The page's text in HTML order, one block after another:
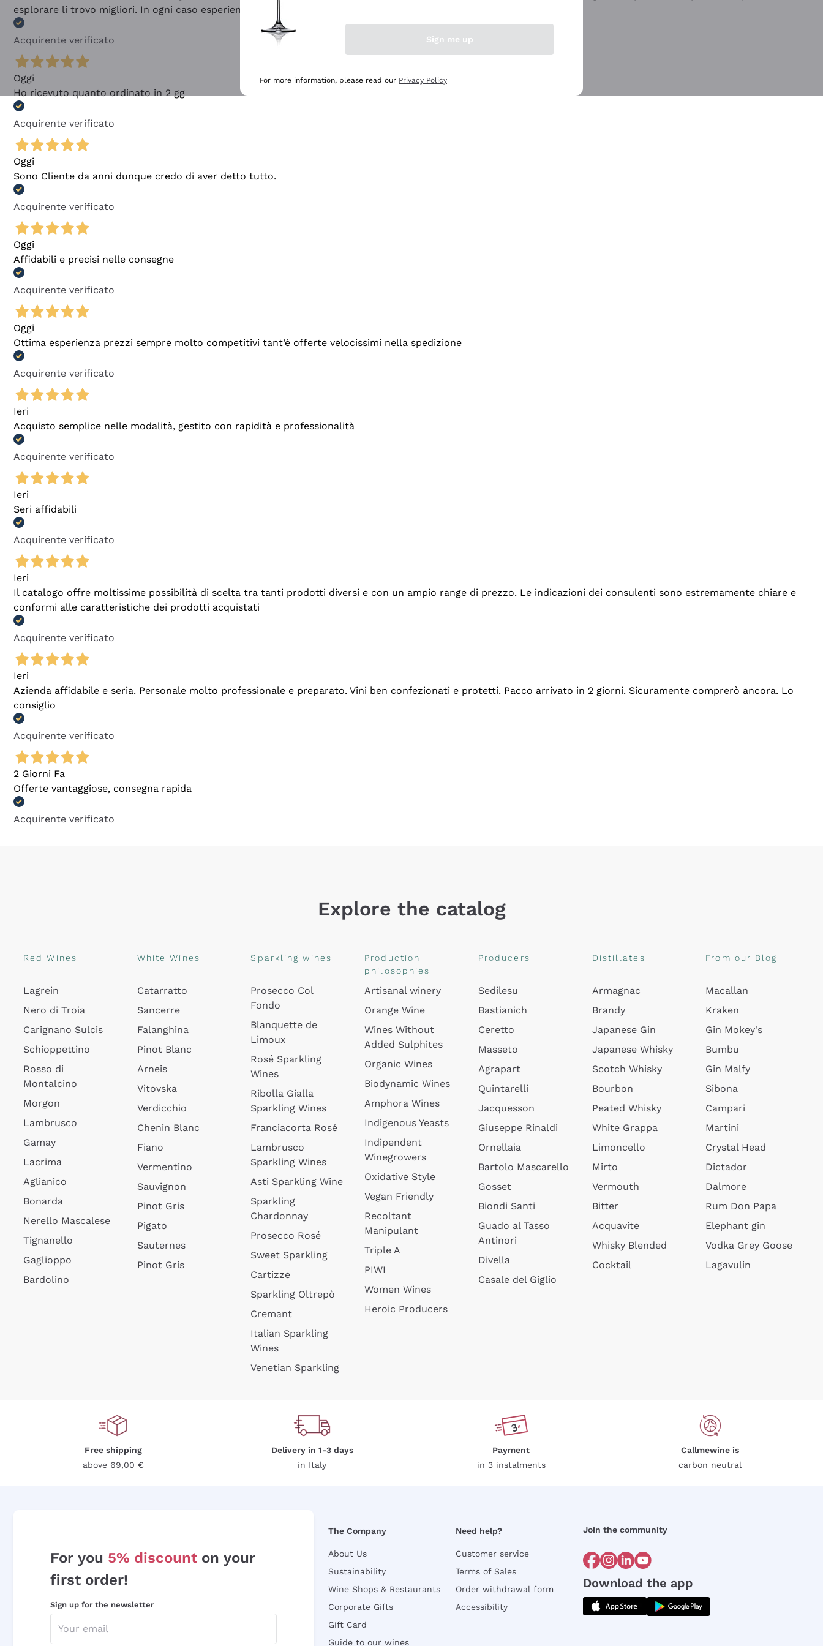
esplorare li trovo migliori. In ogni caso esperienza buona e lo consiglio! 👍
Acquirente verificato
Oggi
Ho ricevuto quanto ordinato in 2 gg
Acquirente verificato
Oggi
Sono Cliente da anni dunque credo di aver detto tutto.
Acquirente verificato
Oggi
Affidabili e precisi nelle consegne
Acquirente verificato
Oggi
Ottima esperienza prezzi sempre molto competitivi tant’è offerte velocissimi nella spedizione
Acquirente verificato
Ieri
Acquisto semplice nelle modalità, gestito con rapidità e professionalità
Acquirente verificato
Ieri
Seri affidabili
Acquirente verificato
Ieri
Il catalogo offre moltissime possibilità di scelta tra tanti prodotti diversi e con un ampio range di prezzo. Le indicazioni dei consulenti sono estremamente chiare e
conformi alle caratteristiche dei prodotti acquistati
Acquirente verificato
Ieri
Azienda affidabile e seria. Personale molto professionale e preparato. Vini ben confezionati e protetti. Pacco arrivato in 2 giorni. Sicuramente comprerò ancora. Lo
consiglio
Acquirente verificato
2 Giorni Fa
Offerte vantaggiose, consegna rapida
Acquirente verificato
Explore the catalog
Red Wines
Lagrein
Nero di Troia
Carignano Sulcis
Schioppettino
Rosso di
Montalcino
Morgon
Lambrusco
Gamay
Lacrima
Aglianico
Bonarda
Nerello Mascalese
Tignanello
Gaglioppo
Bardolino
White Wines
Catarratto
Sancerre
Falanghina
Pinot Blanc
Arneis
Vitovska
Verdicchio
Chenin Blanc
Fiano
Vermentino
Sauvignon
Pinot Gris
Pigato
Sauternes
Pinot Gris
Sparkling wines
Prosecco Col
Fondo
Blanquette de
Limoux
Rosé Sparkling
Wines
Ribolla Gialla
Sparkling Wines
Franciacorta Rosé
Lambrusco
Sparkling Wines
Asti Sparkling Wine
Sparkling
Chardonnay
Prosecco Rosé
Sweet Sparkling
Cartizze
Sparkling Oltrepò
Cremant
Italian Sparkling
Wines
Venetian Sparkling
Production
philosophies
Artisanal winery
Orange Wine
Wines Without
Added Sulphites
Organic Wines
Biodynamic Wines
Amphora Wines
Indigenous Yeasts
Indipendent
Winegrowers
Oxidative Style
Vegan Friendly
Recoltant
Manipulant
Triple A
PIWI
Women Wines
Heroic Producers
Producers
Sedilesu
Bastianich
Ceretto
Masseto
Agrapart
Quintarelli
Jacquesson
Giuseppe Rinaldi
Ornellaia
Bartolo Mascarello
Gosset
Biondi Santi
Guado al Tasso
Antinori
Divella
Casale del Giglio
Distillates
Armagnac
Brandy
Japanese Gin
Japanese Whisky
Scotch Whisky
Bourbon
Peated Whisky
White Grappa
Limoncello
Mirto
Vermouth
Bitter
Acquavite
Whisky Blended
Cocktail
From our Blog
Macallan
Kraken
Gin Mokey's
Bumbu
Gin Malfy
Sibona
Campari
Martini
Crystal Head
Dictador
Dalmore
Rum Don Papa
Elephant gin
Vodka Grey Goose
Lagavulin
Free shipping
above 69,00 €
Delivery in 1-3 days
in Italy
Payment
in 3 instalments
Callmewine is
carbon neutral
For you 5% discount on your
first order!
Sign up for the newsletter
The Company
About Us
Sustainability
Wine Shops & Restaurants
Corporate Gifts
Gift Card
Guide to our wines
Need help?
Customer service
Terms of Sales
Order withdrawal form
Accessibility
Join the community
Download the app
Sign me up
For more information, please read our Privacy Policy